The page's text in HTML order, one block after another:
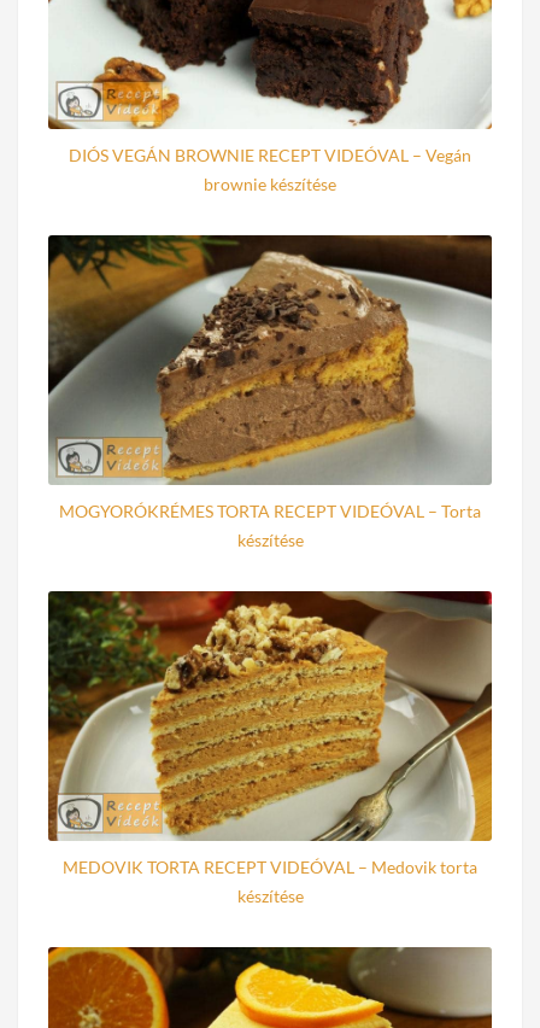
DIÓS VEGÁN BROWNIE RECEPT VIDEÓVAL – Vegán
brownie készítése
MOGYORÓKRÉMES TORTA RECEPT VIDEÓVAL – Torta
készítése
MEDOVIK TORTA RECEPT VIDEÓVAL – Medovik torta
készítése